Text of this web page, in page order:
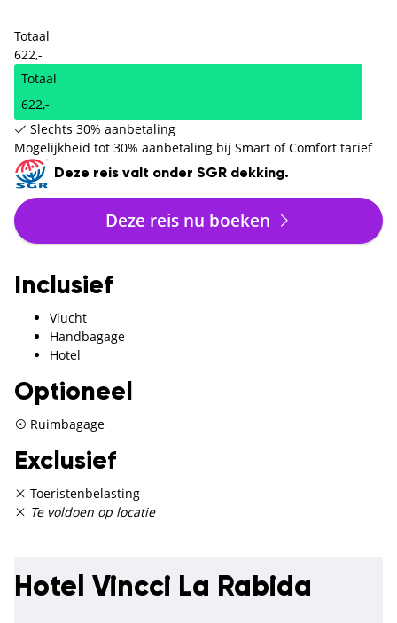
Totaal
622,-
Totaal
622,-
Slechts 30% aanbetaling
Mogelijkheid tot 30% aanbetaling bij Smart of Comfort tarief
Deze reis valt onder SGR dekking.
Deze reis nu boeken
Inclusief
Vlucht
Handbagage
Hotel
Optioneel
Ruimbagage
Exclusief
Toeristenbelasting
Te voldoen op locatie
Hotel Vincci La Rabida